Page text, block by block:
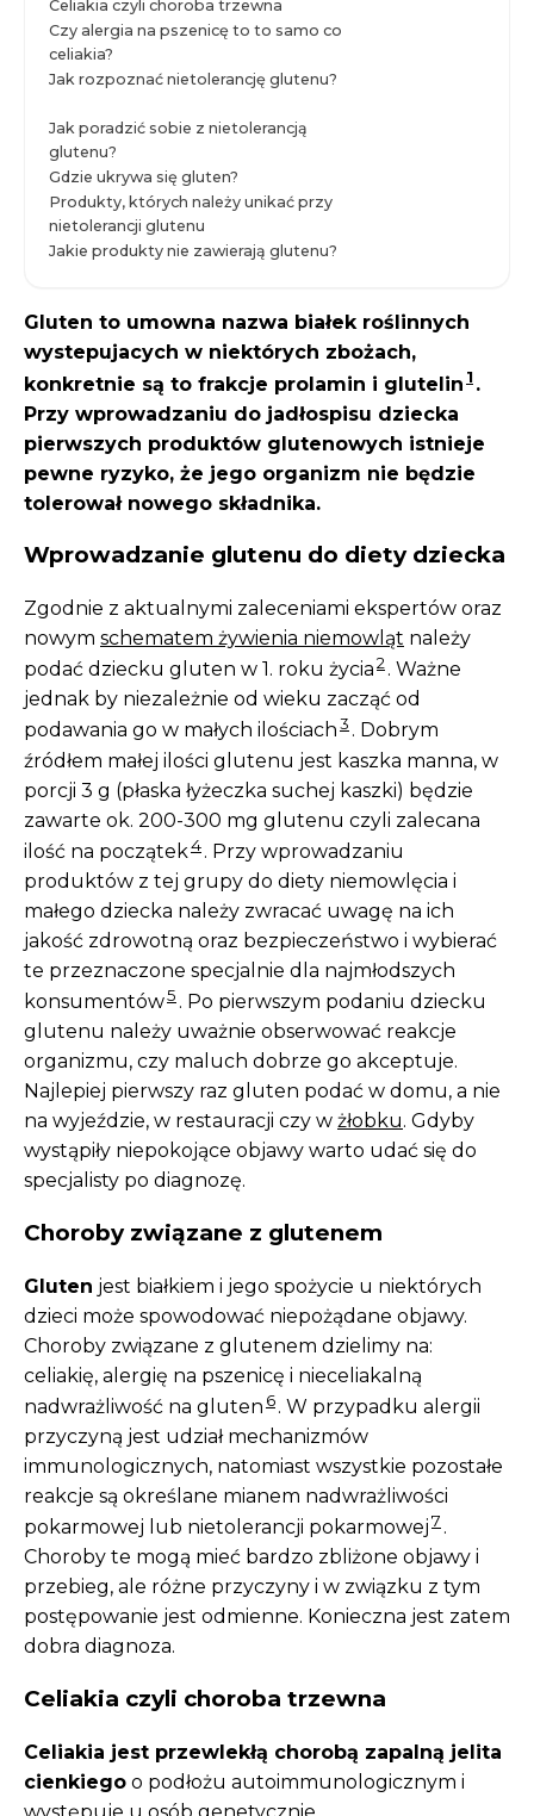
Celiakia czyli choroba trzewna
Czy alergia na pszenicę to to samo co
celiakia?
Jak rozpoznać nietolerancję glutenu?
Jak poradzić sobie z nietolerancją
glutenu?
Gdzie ukrywa się gluten?
Produkty, których należy unikać przy
nietolerancji glutenu
Jakie produkty nie zawierają glutenu?
Gluten to umowna nazwa białek roślinnych
wystepujacych w niektórych zbożach,
konkretnie są to frakcje prolamin i glutelin 1.
Przy wprowadzaniu do jadłospisu dziecka
pierwszych produktów glutenowych istnieje
pewne ryzyko, że jego organizm nie będzie
tolerował nowego składnika.
Wprowadzanie glutenu do diety dziecka
Zgodnie z aktualnymi zaleceniami ekspertów oraz
nowym schematem żywienia niemowląt należy
podać dziecku gluten w 1. roku życia2 . Ważne
jednak by niezależnie od wieku zacząć od
podawania go w małych ilościach3 . Dobrym
źródłem małej ilości glutenu jest kaszka manna, w
porcji 3 g (płaska łyżeczka suchej kaszki) będzie
zawarte ok. 200-300 mg glutenu czyli zalecana
ilość na początek4. Przy wprowadzaniu
produktów z tej grupy do diety niemowlęcia i
małego dziecka należy zwracać uwagę na ich
jakość zdrowotną oraz bezpieczeństwo i wybierać
te przeznaczone specjalnie dla najmłodszych
konsumentów5 . Po pierwszym podaniu dziecku
glutenu należy uważnie obserwować reakcje
organizmu, czy maluch dobrze go akceptuje.
Najlepiej pierwszy raz gluten podać w domu, a nie
na wyjeździe, w restauracji czy w żłobku. Gdyby
wystąpiły niepokojące objawy warto udać się do
specjalisty po diagnozę.
Choroby związane z glutenem
Gluten jest białkiem i jego spożycie u niektórych
dzieci może spowodować niepożądane objawy.
Choroby związane z glutenem dzielimy na:
celiakię, alergię na pszenicę i nieceliakalną
nadwrażliwość na gluten 6. W przypadku alergii
przyczyną jest udział mechanizmów
immunologicznych, natomiast wszystkie pozostałe
reakcje są określane mianem nadwrażliwości
pokarmowej lub nietolerancji pokarmowej7 .
Choroby te mogą mieć bardzo zbliżone objawy i
przebieg, ale różne przyczyny i w związku z tym
postępowanie jest odmienne. Konieczna jest zatem
dobra diagnoza.
Celiakia czyli choroba trzewna
Celiakia jest przewlekłą chorobą zapalną jelita
cienkiego o podłożu autoimmunologicznym i